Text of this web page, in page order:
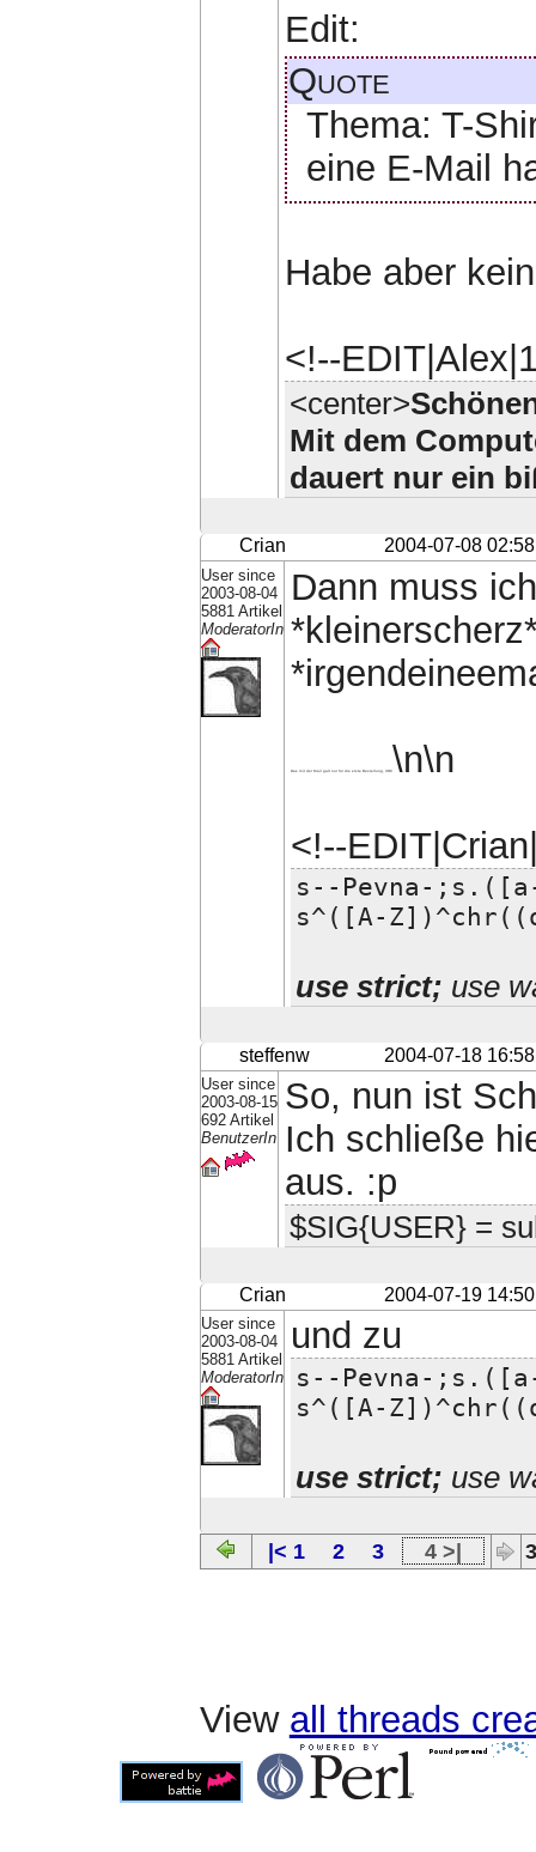
Edit:
Quote
Thema: T-
eine E-Mail
Habe aber
<!--
<center>
Mit dem
dauert nur ein
Crian 2004-07-08 02:58
User since
2003-08-04
5881 Artikel
ModeratorIn
Dann muss
\n\n
<!--
s--Pevna-
s^([A-
use strict; use
steffenw 2004-07-18 16:58
User since
2003-08-15
692 Artikel
BenutzerIn
So, nun ist
Ich schließe
aus. :p
$SIG{USER} =
Crian 2004-07-19 14:50
User since
2003-08-04
5881 Artikel
ModeratorIn
und zu
s--Pevna-
s^([A-
use strict; use
|< 1 2 3 4 >|
View all threads